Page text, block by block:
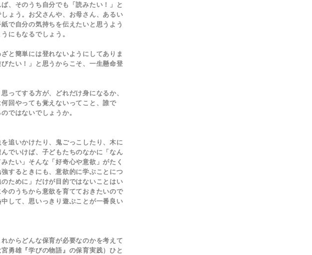
、そのうち自分でも「読みたい！」と
ょう。お父さんや、お母さん、あるい
で自分の気持ちを伝えたいと思うよう
にもなるでしょう。
と簡単には登れないようにしてありま
たい！」と思うからこそ、一生懸命登
ってする方が、どれだけ身になるか、
回やっても覚えないってこと、誰で
ではないでしょうか。
追いかけたり、鬼ごっこしたり、木に
でいけば、子どもたちのなかに「なん
たい」そんな「好奇心や意欲」がたく
するときにも、意欲的に学ぶことにつ
ために」だけが目的ではないことはい
のうちから意欲を育てておきたいので
して、思いっきり遊ぶことが一番良い
からどんな保育が必要なのかを考えて
勇雄『学びの物語』の保育実践）ひと